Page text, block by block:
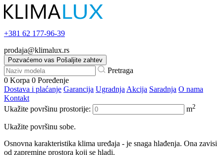
+381 62 177-96-39
prodaja@klimalux.rs
Pozvaćemo vas Pošaljite zahtev
Pretraga
0 Korpa 0 Poređenje
Dostava i plaćanje Garancija Ugradnja Akcija Saradnja O nama
Kontakt
Ukažite površinu prostorije:
m2
Ukažite površinu sobe.
Osnovna karakteristika klima uređaja - je snaga hlađenja. Ona zavisi
od zapremine prostora koji se hladi.